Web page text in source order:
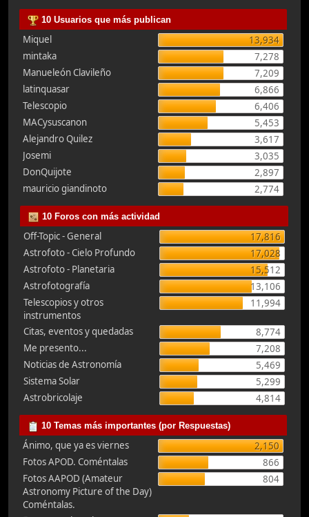
10 Usuarios que más publican
Miquel
13,934
mintaka
7,278
Manueleón Clavileño
7,209
latinquasar
6,866
Telescopio
6,406
MACysuscanon
5,453
Alejandro Quilez
3,617
Josemi
3,035
DonQuijote
2,897
mauricio giandinoto
2,774
10 Foros con más actividad
Off-Topic - General
17,816
Astrofoto - Cielo Profundo
17,028
Astrofoto - Planetaria
15,512
Astrofotografía
13,106
Telescopios y otros
instrumentos
11,994
Citas, eventos y quedadas
8,774
Me presento...
7,208
Noticias de Astronomía
5,469
Sistema Solar
5,299
Astrobricolaje
4,814
10 Temas más importantes (por Respuestas)
Ánimo, que ya es viernes
2,150
Fotos APOD. Coméntalas
866
Fotos AAPOD (Amateur
Astronomy Picture of the Day)
Coméntalas.
804